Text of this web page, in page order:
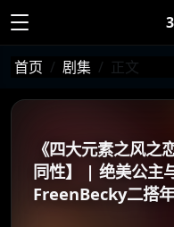
首页 剧集 正文
《四大元素之风
同性】 | 绝美公主
FreenBecky二搭